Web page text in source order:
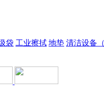
袋 工业擦拭 地垫 清洁设备